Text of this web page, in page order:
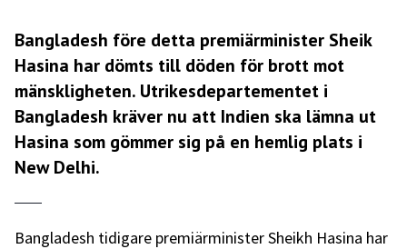
Bangladesh före detta premiärminister Sheik
Hasina har dömts till döden för brott mot
mänskligheten. Utrikesdepartementet i
Bangladesh kräver nu att Indien ska lämna ut
Hasina som gömmer sig på en hemlig plats i
New Delhi.
Bangladesh tidigare premiärminister Sheikh Hasina har